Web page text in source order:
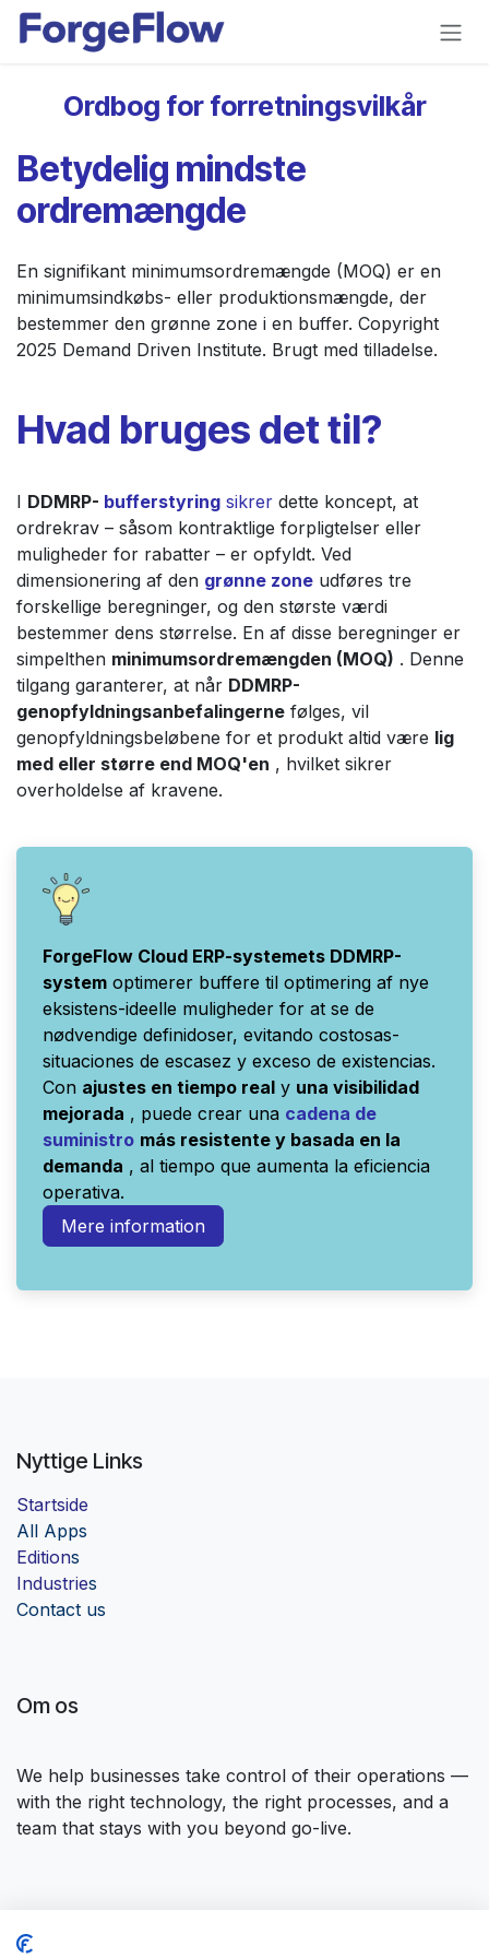
Gå til indhold
Ordbog for forretningsvilkår
Betydelig mindste
ordremængde
En signifikant minimumsordremængde (MOQ) er en
minimumsindkøbs- eller produktionsmængde, der
bestemmer den grønne zone i en buffer. Copyright
2025 Demand Driven Institute. Brugt med tilladelse.
Hvad bruges det til?
I DDMRP- bufferstyring sikrer dette koncept, at
ordrekrav – såsom kontraktlige forpligtelser eller
muligheder for rabatter – er opfyldt. Ved
dimensionering af den grønne zone udføres tre
forskellige beregninger, og den største værdi
bestemmer dens størrelse. En af disse beregninger er
simpelthen minimumsordremængden (MOQ) . Denne
tilgang garanterer, at når DDMRP-
genopfyldningsanbefalingerne følges, vil
genopfyldningsbeløbene for et produkt altid være lig
med eller større end MOQ'en , hvilket sikrer
overholdelse af kravene.
ForgeFlow Cloud ERP-systemets DDMRP-
system optimerer buffere til optimering af nye
eksistens-ideelle muligheder for at se de
nødvendige definidoser, evitando costosas-
situaciones de escasez y exceso de existencias.
Con ajustes en tiempo real y una visibilidad
mejorada , puede crear una cadena de
suministro más resistente y basada en la
demanda , al tiempo que aumenta la eficiencia
operativa.
Mere information
Nyttige Links
Startside
All Apps
Editions
Industries
Contact us
Om os
We help businesses take control of their operations —
with the right technology, the right processes, and a
team that stays with you beyond go-live.